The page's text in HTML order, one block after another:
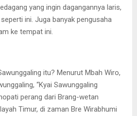
yang ingin dagangannya laris,
ini. Juga banyak pengusaha
ke tempat ini.
itu? Menurut Mbah Wiro,
“Kyai Sawunggaling
perang dari Brang-wetan
Timur, di zaman Bre Wirabhumi